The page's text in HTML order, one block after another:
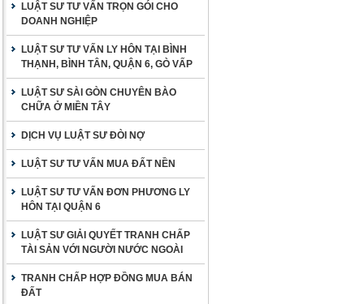
LUẬT SƯ TƯ VẤN TRỌN GÓI CHO
DOANH NGHIỆP
LUẬT SƯ TƯ VẤN LY HÔN TẠI BÌNH
THẠNH, BÌNH TÂN, QUẬN 6, GÒ VẤP
LUẬT SƯ SÀI GÒN CHUYÊN BÀO
CHỮA Ở MIỀN TÂY
DỊCH VỤ LUẬT SƯ ĐÒI NỢ
LUẬT SƯ TƯ VẤN MUA ĐẤT NỀN
LUẬT SƯ TƯ VẤN ĐƠN PHƯƠNG LY
HÔN TẠI QUẬN 6
LUẬT SƯ GIẢI QUYẾT TRANH CHẤP
TÀI SẢN VỚI NGƯỜI NƯỚC NGOÀI
TRANH CHẤP HỢP ĐỒNG MUA BÁN
ĐẤT